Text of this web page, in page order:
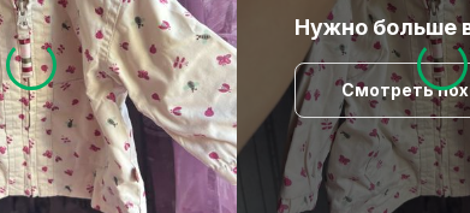
Нужно больше
Смотреть